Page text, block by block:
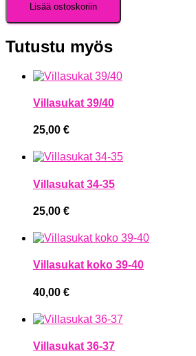
Lisää ostoskoriin
Tutustu myös
Villasukat 39/40
25,00 €
Villasukat 34-35
25,00 €
Villasukat koko 39-40
40,00 €
Villasukat 36-37